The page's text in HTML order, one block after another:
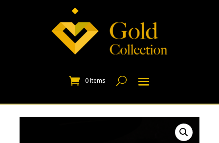
0 Items